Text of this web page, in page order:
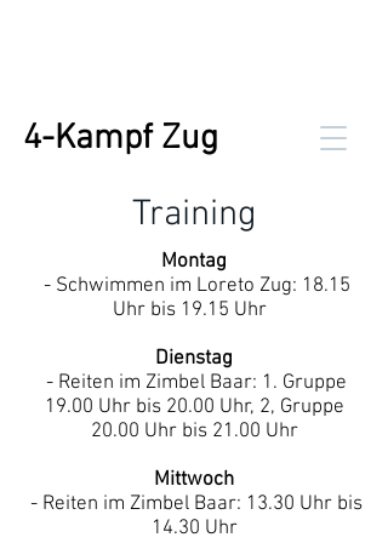
4-Kampf Zug
Training
Montag
- Schwimmen im Loreto Zug: 18.15
Uhr bis 19.15 Uhr
Dienstag
- Reiten im Zimbel Baar: 1. Gruppe
19.00 Uhr bis 20.00 Uhr, 2, Gruppe
20.00 Uhr bis 21.00 Uhr
Mittwoch
- Reiten im Zimbel Baar: 13.30 Uhr bis
14.30 Uhr